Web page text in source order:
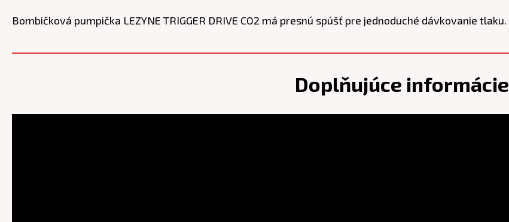
Bombičková pumpička LEZYNE TRIGGER DRIVE CO2 má presnú spúšť pre jednoduché dávkovanie tlaku.
Doplňujúce informácie